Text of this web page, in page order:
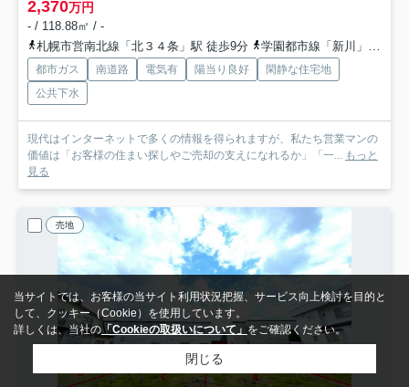
2,370万円
- / 118.88㎡ / -
札幌市営南北線「北３４条」駅 徒歩9分
学園都市線「新川」駅 徒歩16分
都市ガス 南道路 電気有 陽当り良好
閑静な住宅地
公共下水
現代はインターネットで多くの情報を得られますが、私たち営業マンの
価値は「お客様の住まい探しやご売却の支えになれるか」「一... もっと
見る
売地
当サイトでは、お客様の当サイト利用状況把握、サービス向上検討を目的と
して、クッキー（Cookie）を使用しています。
詳しくは、当社の「Cookieの取扱いについて」 をご確認ください。
閉じる